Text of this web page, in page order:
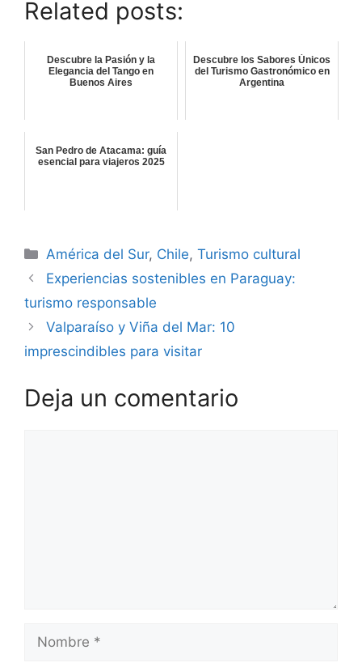
Related posts:
Descubre la Pasión y la
Elegancia del Tango en
Buenos Aires
Descubre los Sabores Únicos
del Turismo Gastronómico en
Argentina
San Pedro de Atacama: guía
esencial para viajeros 2025
Categorías
América del Sur, Chile,Turismo cultural
Experiencias sostenibles en Paraguay:
turismo responsable
Valparaíso y Viña del Mar: 10
imprescindibles para visitar
Deja un comentario